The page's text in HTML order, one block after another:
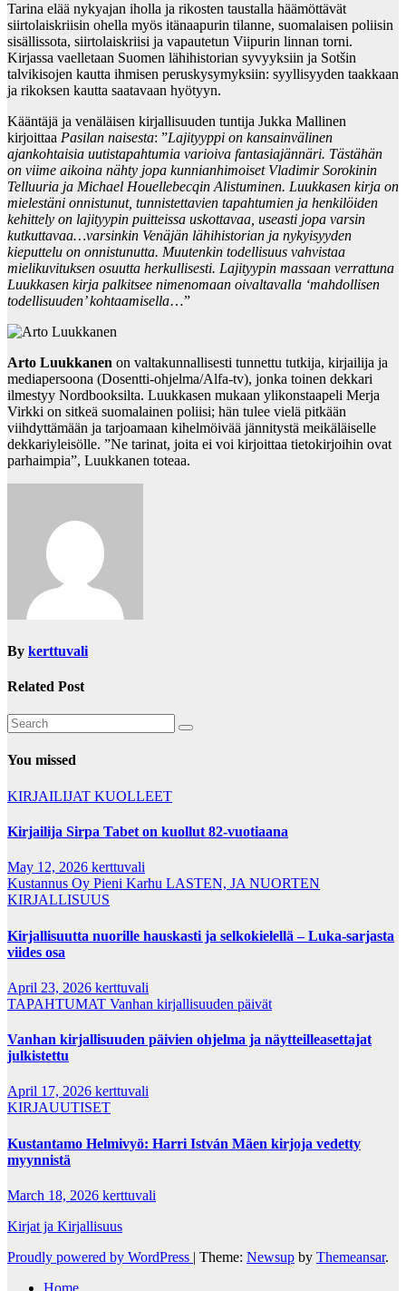
Tarina elää nykyajan iholla ja rikosten taustalla häämöttävät
siirtolaiskriisin ohella myös itänaapurin tilanne, suomalaisen poliisin
sisällissota, siirtolaiskriisi ja vapautetun Viipurin linnan torni.
Kirjassa vaelletaan Suomen lähihistorian syvyyksiin ja Sotšin
talvikisojen kautta ihmisen peruskysymyksiin: syyllisyyden taakkaan
ja rikoksen kautta saatavaan hyötyyn.
Kääntäjä ja venäläisen kirjallisuuden tuntija Jukka Mallinen
kirjoittaa Pasilan naisesta: ”Lajityyppi on kansainvälinen
ajankohtaisia uutistapahtumia varioiva fantasiajännäri. Tästähän
on viime aikoina nähty jopa kunnianhimoiset Vladimir Sorokinin
Telluuria ja Michael Houellebecqin Alistuminen. Luukkasen kirja on
mielestäni onnistunut, tunnistettavien tapahtumien ja henkilöiden
kehittely on lajityypin puitteissa uskottavaa, useasti jopa varsin
kutkuttavaa…varsinkin Venäjän lähihistorian ja nykyisyyden
kieputtelu on onnistunutta. Muutenkin todellisuus vahvistaa
mielikuvituksen osuutta herkullisesti. Lajityypin massaan verrattuna
Luukkasen kirja palkitsee nimenomaan oivaltavalla ‘mahdollisen
todellisuuden’ kohtaamisella…”
Arto Luukkanen on valtakunnallisesti tunnettu tutkija, kirjailija ja
mediapersoona (Dosentti-ohjelma/Alfa-tv), jonka toinen dekkari
ilmestyy Nordbooksilta. Luukkasen mukaan ylikonstaapeli Merja
Virkki on sitkeä suomalainen poliisi; hän tulee vielä pitkään
viihdyttämään ja tarjoamaan kihelmöivää jännitystä meikäläiselle
dekkariyleisölle. ”Ne tarinat, joita ei voi kirjoittaa tietokirjoihin ovat
parhaimpia”, Luukkanen toteaa.
By kerttuvali
Related Post
You missed
KIRJAILIJAT KUOLLEET
Kirjailija Sirpa Tabet on kuollut 82-vuotiaana
May 12, 2026 kerttuvali
Kustannus Oy Pieni Karhu LASTEN, JA NUORTEN
KIRJALLISUUS
Kirjallisuutta nuorille hauskasti ja selkokielellä – Luka-sarjasta
viides osa
April 23, 2026 kerttuvali
TAPAHTUMAT Vanhan kirjallisuuden päivät
Vanhan kirjallisuuden päivien ohjelma ja näytteilleasettajat
julkistettu
April 17, 2026 kerttuvali
KIRJAUUTISET
Kustantamo Helmivyö: Harri István Mäen kirjoja vedetty
myynnistä
March 18, 2026 kerttuvali
Kirjat ja Kirjallisuus
Proudly powered by WordPress | Theme: Newsup by Themeansar.
Home